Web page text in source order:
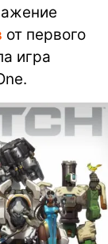
от первого
игра